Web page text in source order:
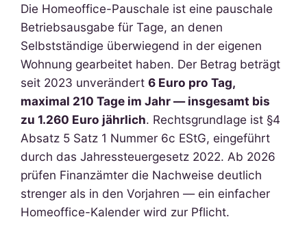
Die Homeoffice-Pauschale ist eine pauschale
Betriebsausgabe für Tage, an denen
Selbstständige überwiegend in der eigenen
Wohnung gearbeitet haben. Der Betrag beträgt
seit 2023 unverändert 6 Euro pro Tag,
maximal 210 Tage im Jahr — insgesamt bis
zu 1.260 Euro jährlich. Rechtsgrundlage ist §4
Absatz 5 Satz 1 Nummer 6c EStG, eingeführt
durch das Jahressteuergesetz 2022. Ab 2026
prüfen Finanzämter die Nachweise deutlich
strenger als in den Vorjahren — ein einfacher
Homeoffice-Kalender wird zur Pflicht.